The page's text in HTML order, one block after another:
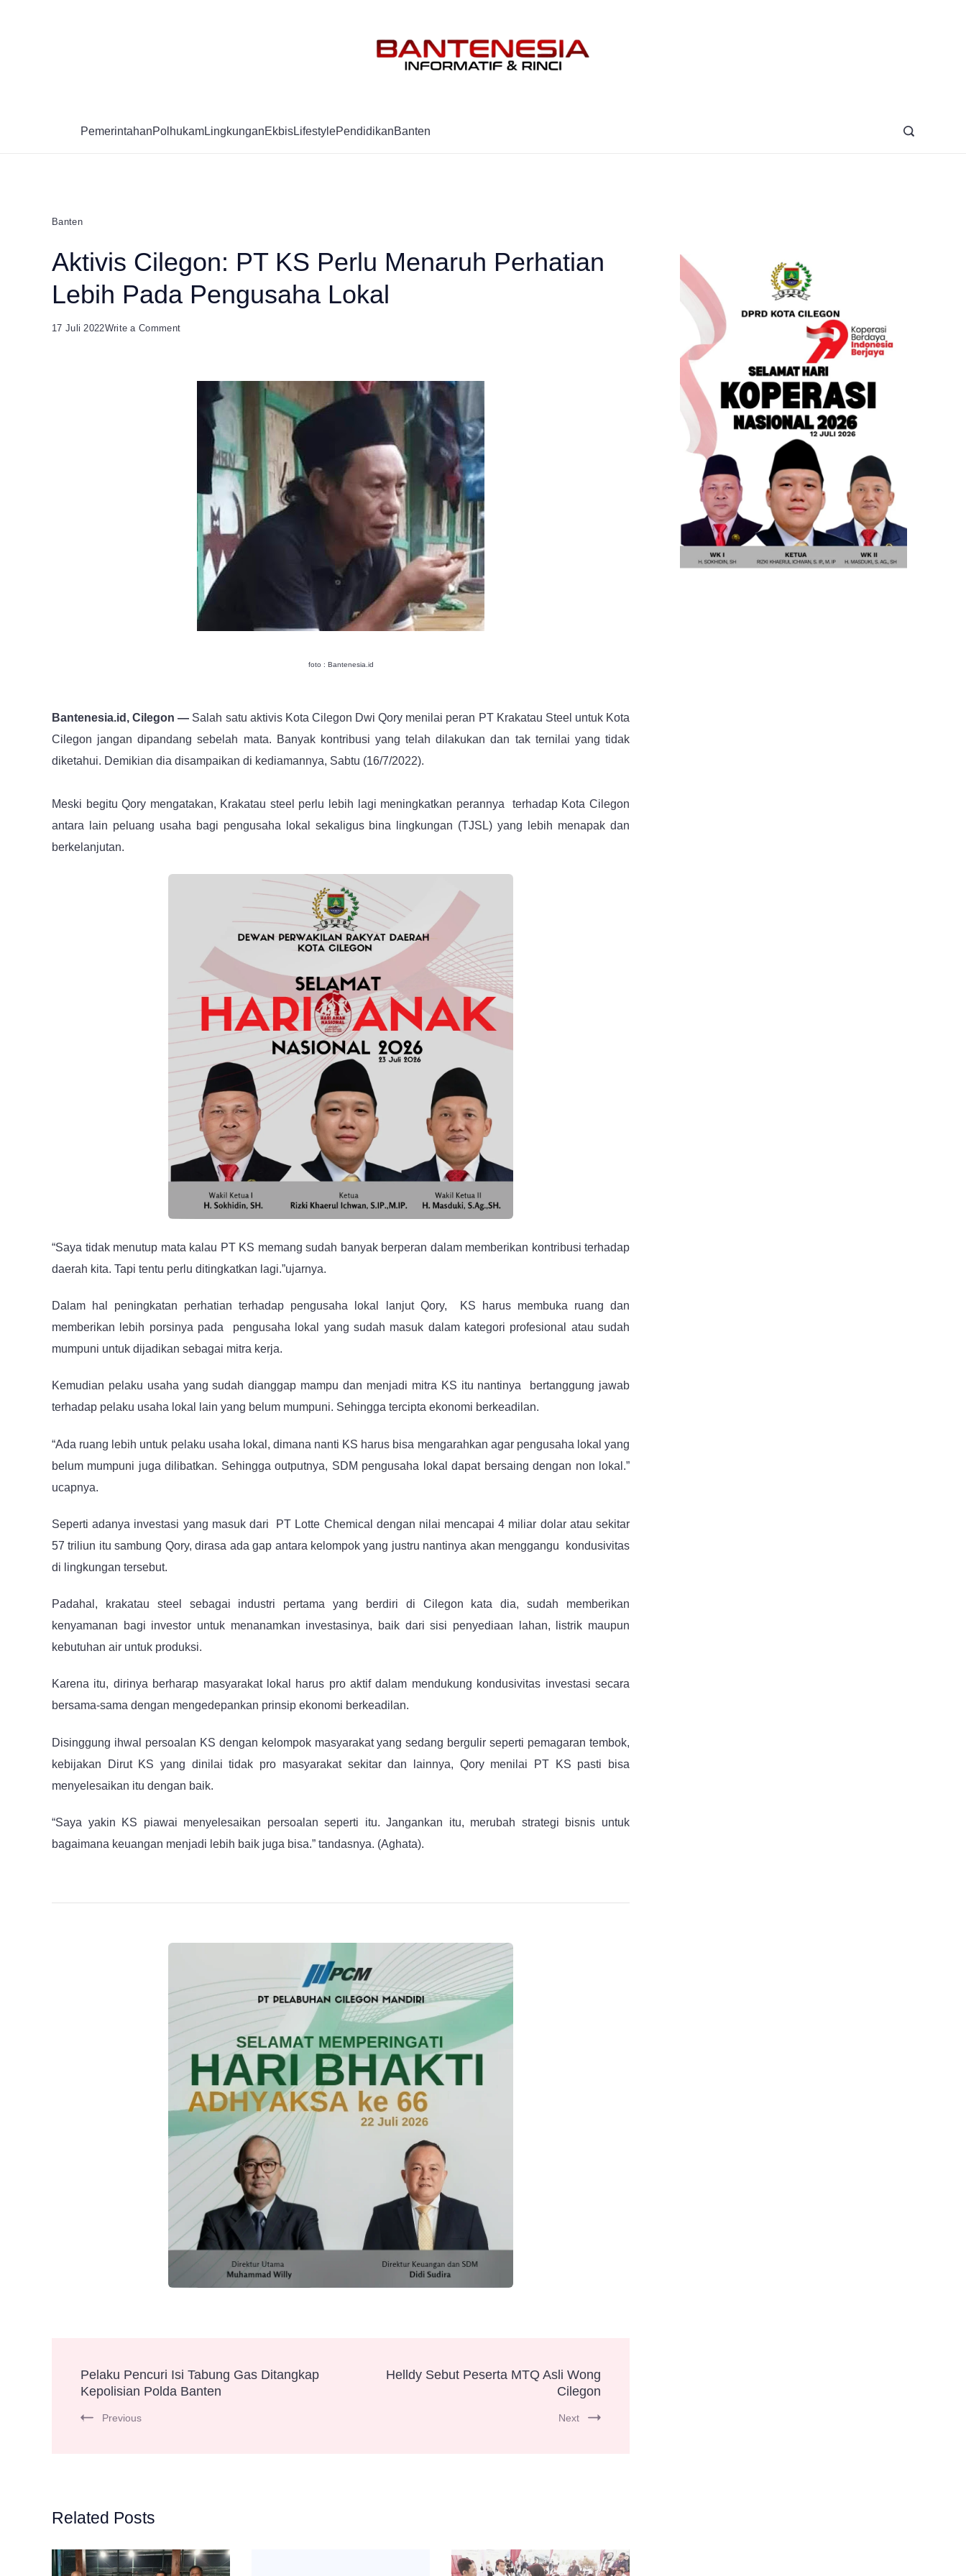
PemerintahanPolhukamLingkunganEkbisLifestylePendidikanBanten
Banten
Aktivis Cilegon: PT KS Perlu Menaruh Perhatian
Lebih Pada Pengusaha Lokal
17 Juli 2022Write a Commenton
Menaruh
Perhatian
Lokal
foto : Bantenesia.id
Bantenesia.id, Cilegon — Salah satu aktivis Kota Cilegon Dwi Qory menilai peran PT Krakatau Steel untuk Kota
Cilegon jangan dipandang sebelah mata. Banyak kontribusi yang telah dilakukan dan tak ternilai yang tidak
diketahui. Demikian dia disampaikan di kediamannya, Sabtu (16/7/2022).
Meski begitu Qory mengatakan, Krakatau steel perlu lebih lagi meningkatkan perannya terhadap Kota Cilegon
antara lain peluang usaha bagi pengusaha lokal sekaligus bina lingkungan (TJSL) yang lebih menapak dan
berkelanjutan.
“Saya tidak menutup mata kalau PT KS memang sudah banyak berperan dalam memberikan kontribusi terhadap
daerah kita. Tapi tentu perlu ditingkatkan lagi.”ujarnya.
Dalam hal peningkatan perhatian terhadap pengusaha lokal lanjut Qory, KS harus membuka ruang dan
memberikan lebih porsinya pada pengusaha lokal yang sudah masuk dalam kategori profesional atau sudah
mumpuni untuk dijadikan sebagai mitra kerja.
Kemudian pelaku usaha yang sudah dianggap mampu dan menjadi mitra KS itu nantinya bertanggung jawab
terhadap pelaku usaha lokal lain yang belum mumpuni. Sehingga tercipta ekonomi berkeadilan.
“Ada ruang lebih untuk pelaku usaha lokal, dimana nanti KS harus bisa mengarahkan agar pengusaha lokal yang
belum mumpuni juga dilibatkan. Sehingga outputnya, SDM pengusaha lokal dapat bersaing dengan non lokal.”
ucapnya.
Seperti adanya investasi yang masuk dari PT Lotte Chemical dengan nilai mencapai 4 miliar dolar atau sekitar
57 triliun itu sambung Qory, dirasa ada gap antara kelompok yang justru nantinya akan menggangu kondusivitas
di lingkungan tersebut.
Padahal, krakatau steel sebagai industri pertama yang berdiri di Cilegon kata dia, sudah memberikan
kenyamanan bagi investor untuk menanamkan investasinya, baik dari sisi penyediaan lahan, listrik maupun
kebutuhan air untuk produksi.
Karena itu, dirinya berharap masyarakat lokal harus pro aktif dalam mendukung kondusivitas investasi secara
bersama-sama dengan mengedepankan prinsip ekonomi berkeadilan.
Disinggung ihwal persoalan KS dengan kelompok masyarakat yang sedang bergulir seperti pemagaran tembok,
kebijakan Dirut KS yang dinilai tidak pro masyarakat sekitar dan lainnya, Qory menilai PT KS pasti bisa
menyelesaikan itu dengan baik.
“Saya yakin KS piawai menyelesaikan persoalan seperti itu. Jangankan itu, merubah strategi bisnis untuk
bagaimana keuangan menjadi lebih baik juga bisa.” tandasnya. (Aghata).
Post
Navigation
Pelaku Pencuri Isi Tabung Gas Ditangkap
Kepolisian Polda Banten
Previous
Helldy Sebut Peserta MTQ Asli Wong
Cilegon
Next
Related Posts